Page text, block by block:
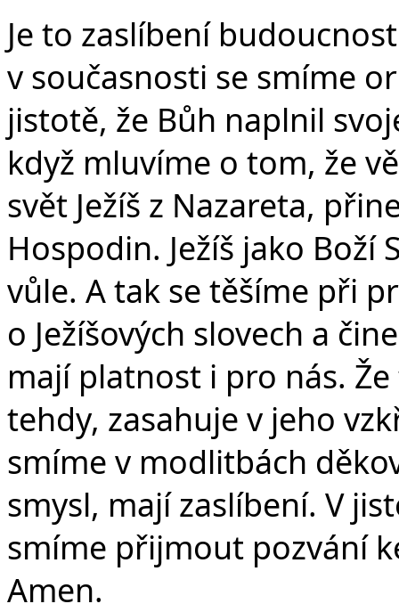
Je to zaslíbení
v současnosti se smíme
jistotě, že Bůh naplnil
když mluvíme o tom, že
svět Ježíš z Nazareta,
Hospodin. Ježíš jako
vůle. A tak se těšíme při
o Ježíšových slovech a
mají platnost i pro nás.
tehdy, zasahuje v jeho
smíme v modlitbách
smysl, mají zaslíbení. V
smíme přijmout pozvání
Amen.